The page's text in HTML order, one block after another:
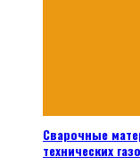
Сварочные
технических